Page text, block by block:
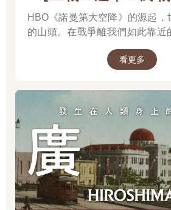
HBO《諾曼第大空降》的源起，
的山頭。在戰爭離我們如此靠近
後、影響至今的軍事衝突？我們
理由。
看更多